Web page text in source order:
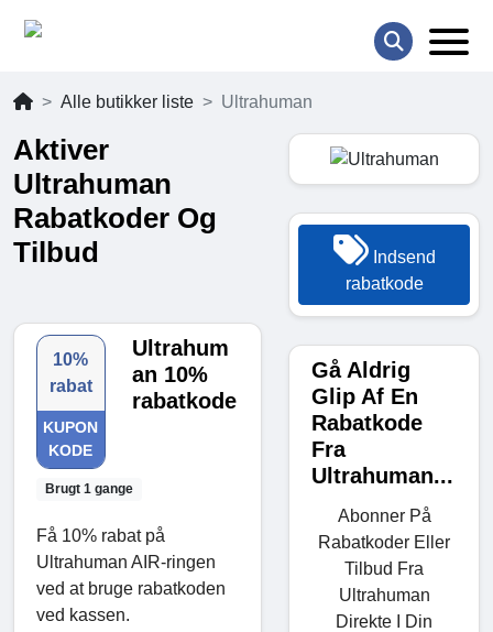
Alle butikker liste Ultrahuman
Aktiver
Ultrahuman
Rabatkoder Og
Tilbud
10%
rabat
KUPON
KODE
Brugt 1 gange
Ultrahum
an 10%
rabatkode
Få 10% rabat på
Ultrahuman AIR-ringen
ved at bruge rabatkoden
ved kassen.
Indsend
rabatkode
Gå Aldrig
Glip Af En
Rabatkode
Fra
Ultrahuman...
Abonner På
Rabatkoder Eller
Tilbud Fra
Ultrahuman
Direkte I Din